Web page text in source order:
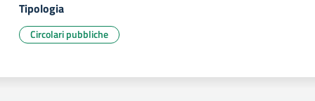
Tipologia
Circolari pubbliche